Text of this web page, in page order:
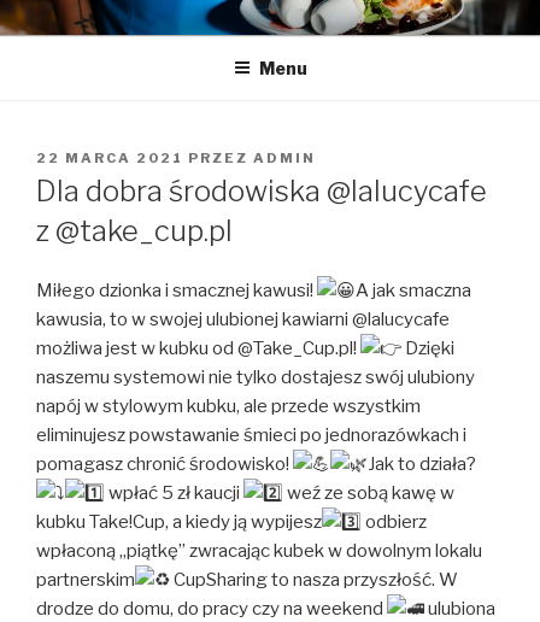
Przeskocz
do
LA LUCY
Zapraszamy na pyszną kawę i naleśniki
Menu
OPUBLIKOWANE
W
22 MARCA 2021 PRZEZ ADMIN
Dla dobra środowiska @lalucycafe
z @take_cup.pl
Miłego dzionka i smacznej kawusi!
A jak smaczna
kawusia, to w swojej ulubionej kawiarni @lalucycafe
możliwa jest w kubku od @Take_Cup.pl!
Dzięki
naszemu systemowi nie tylko dostajesz swój ulubiony
napój w stylowym kubku, ale przede wszystkim
eliminujesz powstawanie śmieci po jednorazówkach i
pomagasz chronić środowisko!
Jak to działa?
wpłać 5 zł kaucji
weź ze sobą kawę w
kubku Take!Cup, a kiedy ją wypijesz
odbierz
wpłaconą „piątkę” zwracając kubek w dowolnym lokalu
partnerskim
CupSharing to nasza przyszłość. W
drodze do domu, do pracy czy na weekend
ulubiona